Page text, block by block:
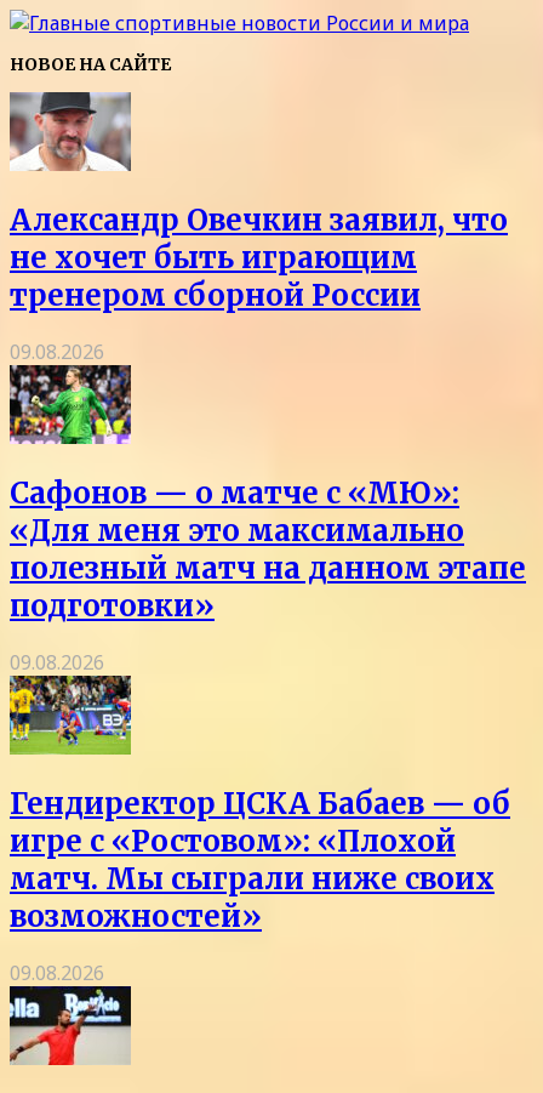
НОВОЕ НА САЙТЕ
Александр Овечкин заявил, что
не хочет быть играющим
тренером сборной России
09.08.2026
Сафонов — о матче с «МЮ»:
«Для меня это максимально
полезный матч на данном этапе
подготовки»
09.08.2026
Гендиректор ЦСКА Бабаев — об
игре с «Ростовом»: «Плохой
матч. Мы сыграли ниже своих
возможностей»
09.08.2026